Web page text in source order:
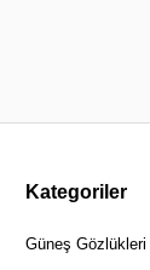
Kategoriler
Güneş Gözlükleri